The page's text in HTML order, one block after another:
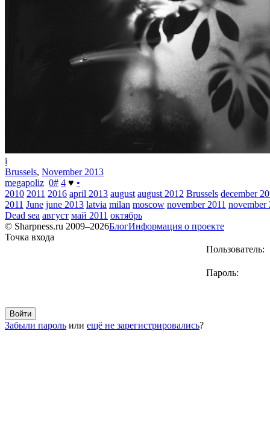
i
Brussels, November 2013
megapoliz 0# 4 ♥ •
2010 2011 2016 april 2013 august august 2012 Brussels december
2011 June june 2013 latvia milan moscow november 2011 november
Dead sea август май 2011 октябрь
© Sharpness.ru 2009–2026БлогИнформация о проекте
Точка входа
Пользователь:
Пароль:
Забыли пароль или ещё не зарегистрировались?